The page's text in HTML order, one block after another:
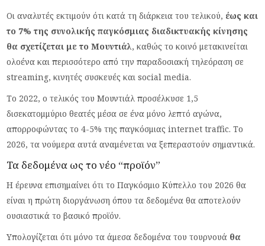
Οι αναλυτές εκτιμούν ότι κατά τη διάρκεια του τελικού, έως και
το 7% της συνολικής παγκόσμιας διαδικτυακής κίνησης
θα σχετίζεται με το Μουντιάλ, καθώς το κοινό μετακινείται
ολοένα και περισσότερο από την παραδοσιακή τηλεόραση σε
streaming, κινητές συσκευές και social media.
Το 2022, ο τελικός του Μουντιάλ προσέλκυσε 1,5
δισεκατομμύριο θεατές μέσα σε ένα μόνο λεπτό αγώνα,
απορροφώντας το 4-5% της παγκόσμιας internet traffic. Το
2026, τα νούμερα αυτά αναμένεται να ξεπεραστούν σημαντικά.
Τα δεδομένα ως το νέο “προϊόν”
Η έρευνα επισημαίνει ότι το Παγκόσμιο Κύπελλο του 2026 θα
είναι η πρώτη διοργάνωση όπου τα δεδομένα θα αποτελούν
ουσιαστικά το βασικό προϊόν.
Υπολογίζεται ότι μόνο τα άμεσα δεδομένα του τουρνουά θα